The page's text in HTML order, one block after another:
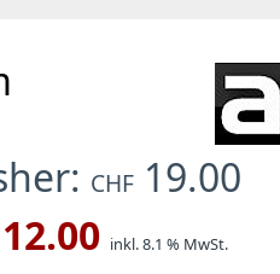
CHF19.00
inkl. 8.1 % MwSt.